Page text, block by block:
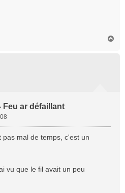
Feu ar défaillant
mal de temps, c'est un
vu que le fil avait un peu